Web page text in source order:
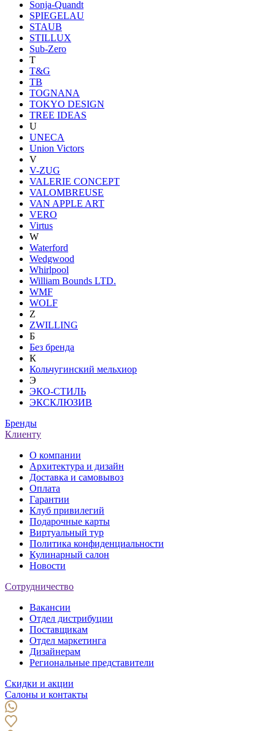
Sonja-Quandt
SPIEGELAU
STAUB
STILLUX
Sub-Zero
T
T&G
TB
TOGNANA
TOKYO DESIGN
TREE IDEAS
U
UNECA
Union Victors
V
V-ZUG
VALERIE CONCEPT
VALOMBREUSE
VAN APPLE ART
VERO
Virtus
W
Waterford
Wedgwood
Whirlpool
William Bounds LTD.
WMF
WOLF
Z
ZWILLING
Б
Без бренда
К
Кольчугинский мельхиор
Э
ЭКО-СТИЛЬ
ЭКСКЛЮЗИВ
Бренды
Клиенту
О компании
Архитектура и дизайн
Доставка и самовывоз
Оплата
Гарантии
Клуб привилегий
Подарочные карты
Виртуальный тур
Политика конфиденциальности
Кулинарный салон
Новости
Сотрудничество
Вакансии
Отдел дистрибуции
Поставщикам
Отдел маркетинга
Дизайнерам
Региональные представители
Скидки и акции
Салоны и контакты